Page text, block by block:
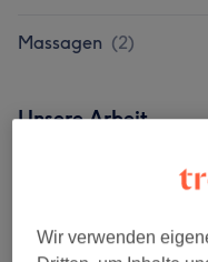
Massagen (2)
Unsere Arbeit
Wir verwenden